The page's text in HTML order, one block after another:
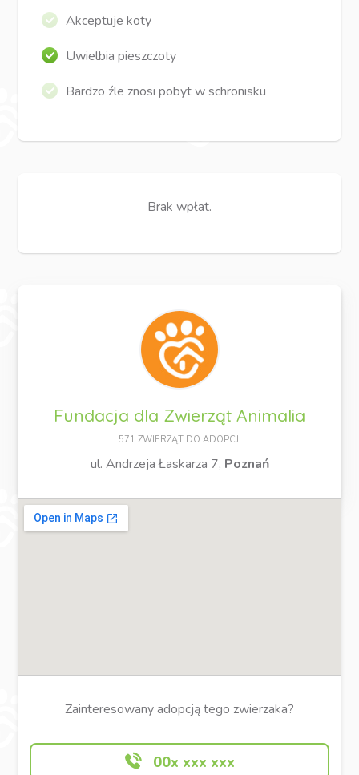
Akceptuje koty
Uwielbia pieszczoty
Bardzo źle znosi pobyt w schronisku
Brak wpłat.
Fundacja dla Zwierząt Animalia
571 ZWIERZĄT DO ADOPCJI
ul. Andrzeja Łaskarza 7, Poznań
Zainteresowany adopcją tego zwierzaka?
00x xxx xxx